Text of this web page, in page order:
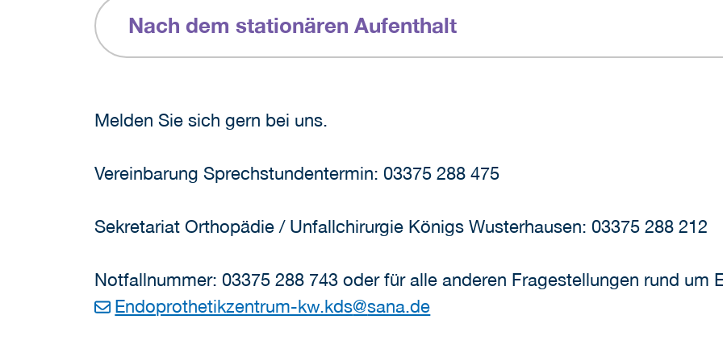
Nach dem stationären Aufenthalt
Melden Sie sich gern bei uns.
Vereinbarung Sprechstundentermin: 03375 288 475
Sekretariat Orthopädie / Unfallchirurgie Königs Wusterhausen: 03375 288 212
Notfallnummer: 03375 288 743 oder für alle anderen Fragestellungen rund um
Endoprothetikzentrum-kw.kds@sana.de